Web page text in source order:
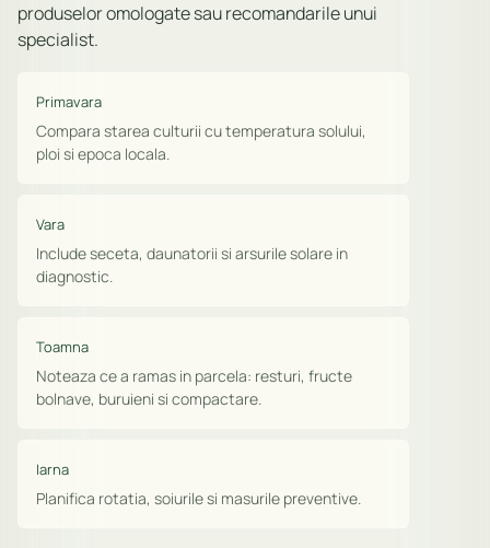
produselor omologate sau recomandarile unui
specialist.
Primavara
Compara starea culturii cu temperatura solului,
ploi si epoca locala.
Vara
Include seceta, daunatorii si arsurile solare in
diagnostic.
Toamna
Noteaza ce a ramas in parcela: resturi, fructe
bolnave, buruieni si compactare.
Iarna
Planifica rotatia, soiurile si masurile preventive.